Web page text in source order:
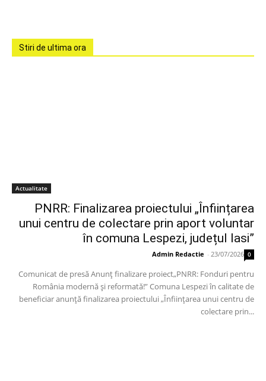
Stiri de ultima ora
Actualitate
PNRR: Finalizarea proiectului „Înființarea
unui centru de colectare prin aport voluntar
în comuna Lespezi, județul Iasi”
Admin Redactie - 23/07/2026 0
Comunicat de presă Anunț finalizare proiect„PNRR: Fonduri pentru
România modernă și reformată!” Comuna Lespezi în calitate de
beneficiar anunță finalizarea proiectului „Înființarea unui centru de
colectare prin...